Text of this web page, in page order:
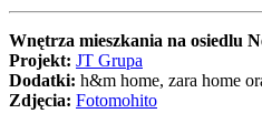
Wnętrza mieszkania na osiedlu
Projekt: JT Grupa
Dodatki: h&m home, zara home
Zdjęcia: Fotomohito